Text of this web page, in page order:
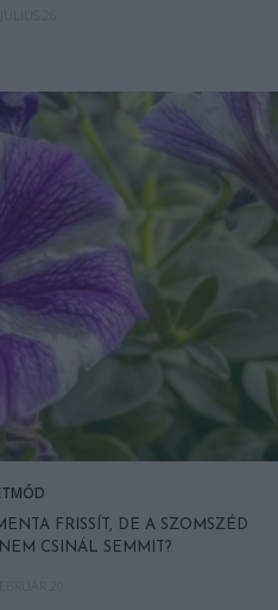
FRISSÍT, DE A SZOMSZÉD
CSINÁL SEMMIT?